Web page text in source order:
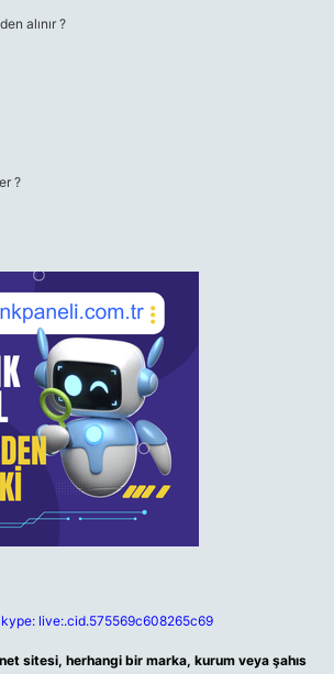
alınır ?
?
live:.cid.575569c608265c69
sitesi, herhangi bir marka, kurum veya şahıs